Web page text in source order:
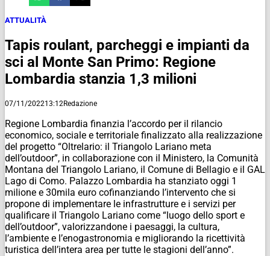
ATTUALITÀ
Tapis roulant, parcheggi e impianti da
sci al Monte San Primo: Regione
Lombardia stanzia 1,3 milioni
07/11/202213:12Redazione
Regione Lombardia finanzia l’accordo per il rilancio
economico, sociale e territoriale finalizzato alla realizzazione
del progetto “Oltrelario: il Triangolo Lariano meta
dell’outdoor”, in collaborazione con il Ministero, la Comunità
Montana del Triangolo Lariano, il Comune di Bellagio e il GAL
Lago di Como. Palazzo Lombardia ha stanziato oggi 1
milione e 30mila euro cofinanziando l’intervento che si
propone di implementare le infrastrutture e i servizi per
qualificare il Triangolo Lariano come “luogo dello sport e
dell’outdoor”, valorizzandone i paesaggi, la cultura,
l’ambiente e l’enogastronomia e migliorando la ricettività
turistica dell’intera area per tutte le stagioni dell’anno”.